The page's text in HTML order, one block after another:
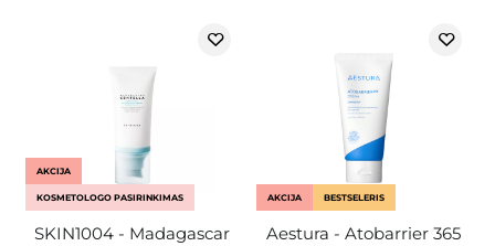
AKCIJA
KOSMETOLOGO PASIRINKIMAS
SKIN1004 - Madagascar
AKCIJA BESTSELERIS
Aestura - Atobarrier 365